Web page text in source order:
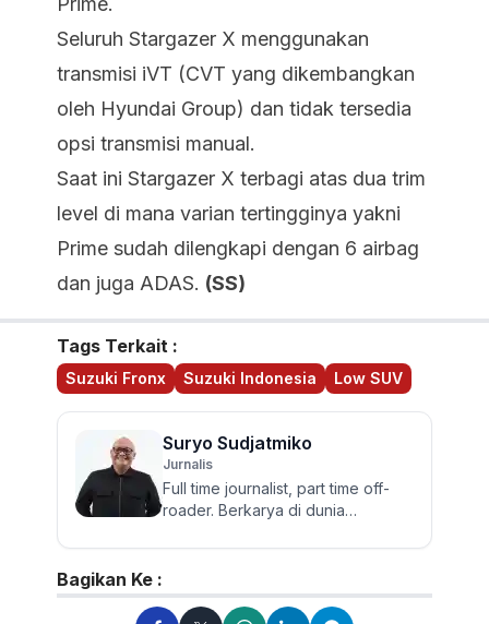
Seluruh Stargazer X menggunakan
transmisi iVT (CVT yang dikembangkan
oleh Hyundai Group) dan tidak tersedia
opsi transmisi manual.
Saat ini Stargazer X terbagi atas dua trim
level di mana varian tertingginya yakni
Prime sudah dilengkapi dengan 6 airbag
dan juga ADAS. (SS)
Tags Terkait :
Suzuki Fronx Suzuki Indonesia Low SUV
Suryo Sudjatmiko
Jurnalis
Full time journalist, part time off-
roader. Berkarya di dunia
Lulusan Sastra UGM ini te...
Bagikan Ke :